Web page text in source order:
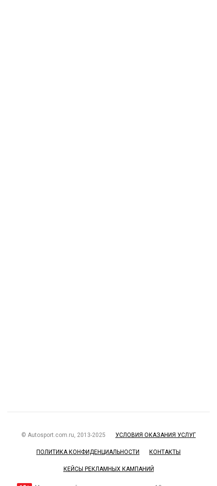
© Autosport.com.ru, 2013-2025 УСЛОВИЯ ОКАЗАНИЯ УСЛУГ
ПОЛИТИКА КОНФИДЕНЦИАЛЬНОСТИ КОНТАКТЫ
КЕЙСЫ РЕКЛАМНЫХ КАМПАНИЙ